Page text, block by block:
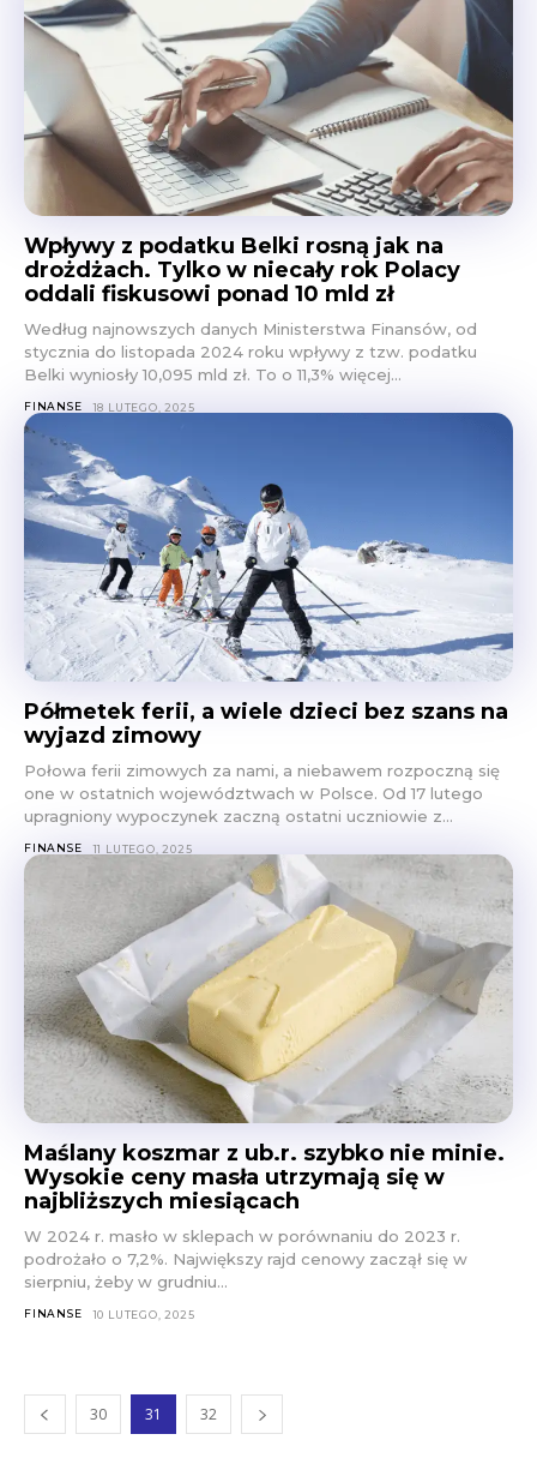
Wpływy z podatku Belki rosną jak na
drożdżach. Tylko w niecały rok Polacy
oddali fiskusowi ponad 10 mld zł
Według najnowszych danych Ministerstwa Finansów, od
stycznia do listopada 2024 roku wpływy z tzw. podatku
Belki wyniosły 10,095 mld zł. To o 11,3% więcej...
FINANSE 18 LUTEGO, 2025
Półmetek ferii, a wiele dzieci bez szans na
wyjazd zimowy
Połowa ferii zimowych za nami, a niebawem rozpoczną się
one w ostatnich województwach w Polsce. Od 17 lutego
upragniony wypoczynek zaczną ostatni uczniowie z...
FINANSE 11 LUTEGO, 2025
Maślany koszmar z ub.r. szybko nie minie.
Wysokie ceny masła utrzymają się w
najbliższych miesiącach
W 2024 r. masło w sklepach w porównaniu do 2023 r.
podrożało o 7,2%. Największy rajd cenowy zaczął się w
sierpniu, żeby w grudniu...
FINANSE 10 LUTEGO, 2025
30 31 32